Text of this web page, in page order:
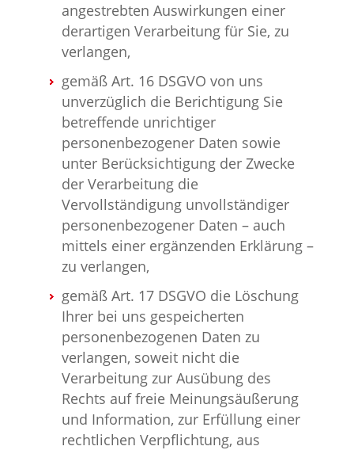
angestrebten Auswirkungen einer
derartigen Verarbeitung für Sie, zu
verlangen,
gemäß Art. 16 DSGVO von uns
unverzüglich die Berichtigung Sie
betreffende unrichtiger
personenbezogener Daten sowie
unter Berücksichtigung der Zwecke
der Verarbeitung die
Vervollständigung unvollständiger
personenbezogener Daten – auch
mittels einer ergänzenden Erklärung –
zu verlangen,
gemäß Art. 17 DSGVO die Löschung
Ihrer bei uns gespeicherten
personenbezogenen Daten zu
verlangen, soweit nicht die
Verarbeitung zur Ausübung des
Rechts auf freie Meinungsäußerung
und Information, zur Erfüllung einer
rechtlichen Verpflichtung, aus